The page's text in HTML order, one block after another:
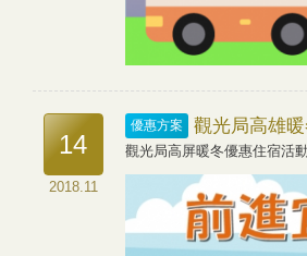
14
2018.11
優惠方案 觀光局高雄
觀光局高屏暖冬優惠住宿活動